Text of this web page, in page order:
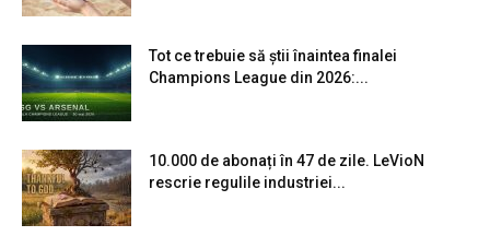
Tot ce trebuie să știi înaintea finalei
Champions League din 2026:...
10.000 de abonați în 47 de zile. LeVioN
rescrie regulile industriei...